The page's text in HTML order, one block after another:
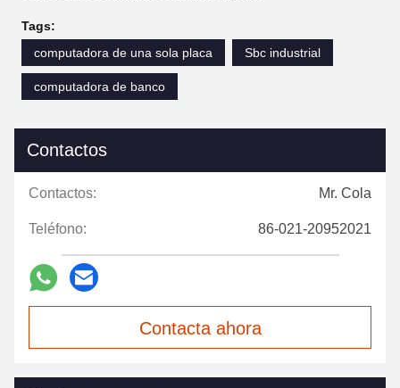
Tags:
computadora de una sola placa
Sbc industrial
computadora de banco
Contactos
Contactos: Mr. Cola
Teléfono: 86-021-20952021
Contacta ahora